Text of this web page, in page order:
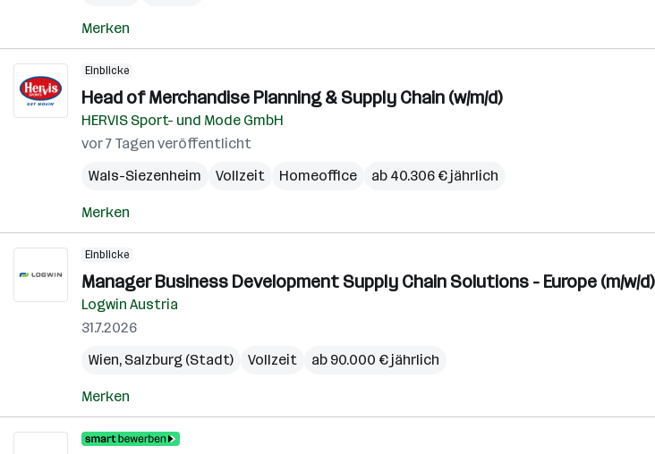
Merken
Einblicke
Head of Merchandise Planning & Supply Chain (w/m/d)
HERVIS Sport- und Mode GmbH
vor 7 Tagen veröffentlicht
Wals-Siezenheim
Vollzeit Homeoffice ab 40.306 € jährlich
Merken
Einblicke
Manager Business Development Supply Chain Solutions - Europe (m/w/d)
Logwin Austria
31.7.2026
Wien, Salzburg (Stadt) Vollzeit ab 90.000 € jährlich
Merken